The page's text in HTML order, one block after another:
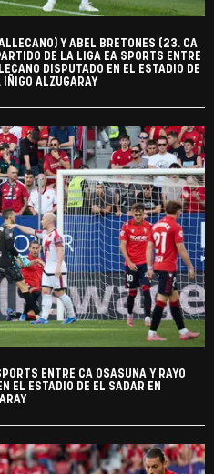
Y ABEL BRETONES (23. CA
DE LA LIGA EA SPORTS ENTRE
DISPUTADO EN EL ESTADIO DE
ALZUGARAY
ENTRE CA OSASUNA Y RAYO
EL ESTADIO DE EL SADAR EN